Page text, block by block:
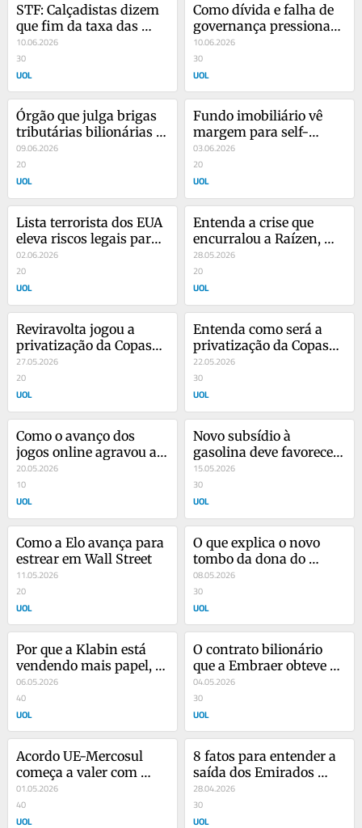
STF: Calçadistas dizem
que fim da taxa das
blusinhas tira R$ 2 bi
do setor
10.06.2026
30
UOL
Como dívida e falha de
governança pressionam
a Aegea, gigante do
saneamento
10.06.2026
30
UOL
Órgão que julga brigas
tributárias bilionárias
entrou na mira do
Congresso
09.06.2026
20
UOL
Fundo imobiliário vê
margem para self-
storage crescer e investe
R$ 135 mi
03.06.2026
20
UOL
Lista terrorista dos EUA
eleva riscos legais para
bancos brasileiros
02.06.2026
20
UOL
Entenda a crise que
encurralou a Raízen,
gigante dos
combustíveis
28.05.2026
20
UOL
Reviravolta jogou a
privatização da Copasa
na incerteza, antes da
eleição
27.05.2026
20
UOL
Entenda como será a
privatização da Copasa,
estatal de água e esgoto
de MG
22.05.2026
30
UOL
Como o avanço dos
jogos online agravou a
crise da Estrela
20.05.2026
10
UOL
Novo subsídio à
gasolina deve favorecer
receita da Petrobras, diz
BTG
15.05.2026
30
UOL
Como a Elo avança para
estrear em Wall Street
11.05.2026
20
UOL
O que explica o novo
tombo da dona do
Mercado Livre na
Nasdaq
08.05.2026
30
UOL
Por que a Klabin está
vendendo mais papel,
mas lucrando menos
em 2026
06.05.2026
40
UOL
O contrato bilionário
que a Embraer obteve
para cargueiro militar
no Golfo
04.05.2026
30
UOL
Acordo UE-Mercosul
começa a valer com
incertezas para
empresas
01.05.2026
40
UOL
8 fatos para entender a
saída dos Emirados
Árabes da Opep
28.04.2026
30
UOL